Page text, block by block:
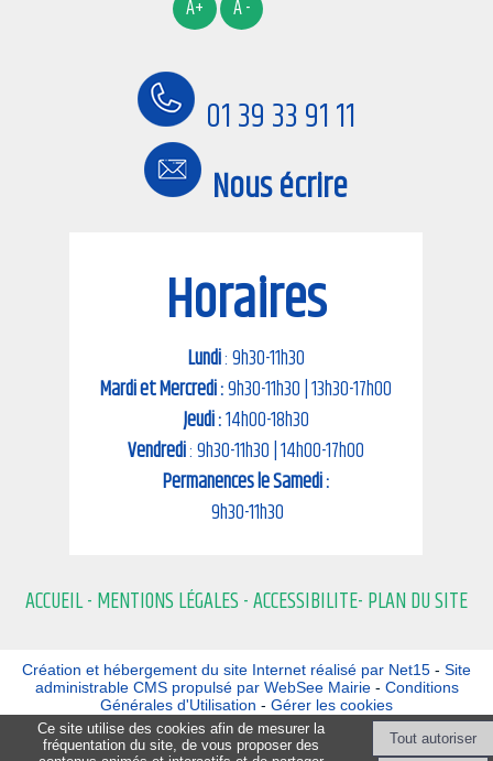
01 39 33 91 11
Nous écrire
Horaires
Lundi: 9h30-11h30
Mardi et Mercredi :9h30-11h30 | 13h30-17h00
Jeudi :14h00-18h30
Vendredi: 9h30-11h30 | 14h00-17h00
Permanences le Samedi :
9h30-11h30
ACCUEIL-MENTIONS LÉGALES-ACCESSIBILITE-PLAN DU SITE
Création et hébergement du site Internet réalisé par Net15 - Site
administrable CMS propulsé par WebSee Mairie- Conditions
Générales d'Utilisation - Gérer les cookies
Ce site utilise des cookies afin de mesurer la
fréquentation du site, de vous proposer des